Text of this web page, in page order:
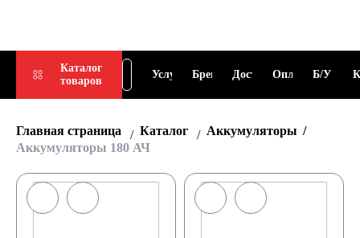
Каталог
товаров
Подбор
АКБ
Услуги Бренды ДоставкаОплата Б/У
Главная страница Каталог
Аккумуляторы
Аккумуляторы 180 АЧ